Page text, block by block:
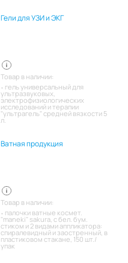
Гели для УЗИ и ЭКГ
Товар в наличии:
гель универсальный для
ультразвуковых,
электрофизиологических
исследований и терапии
"ультрагель" средней вязкости 5
л.
Ватная продукция
Товар в наличии:
палочки ватные космет.
"maneki" sakura, с бел. бум.
стиком и 2 видами аппликатора:
спиралевидный и заостренный, в
пластиковом стакане, 150 шт./
упак